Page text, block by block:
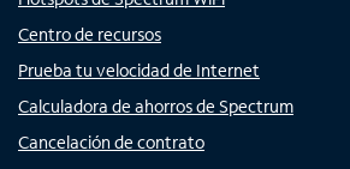
Centro de recursos
Prueba tu velocidad de Internet
Calculadora de ahorros de Spectrum
Cancelación de contrato